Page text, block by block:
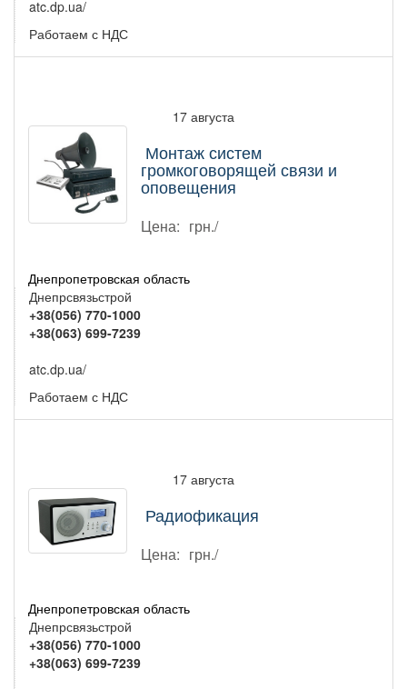
atc.dp.ua/
Работаем с НДС
17 августа
Монтаж систем
громкоговорящей связи и
оповещения
Цена: грн./
Днепропетровская область
Днепрсвязьстрой
+38(056) 770-1000
+38(063) 699-7239
atc.dp.ua/
Работаем с НДС
17 августа
Радиофикация
Цена: грн./
Днепропетровская область
Днепрсвязьстрой
+38(056) 770-1000
+38(063) 699-7239